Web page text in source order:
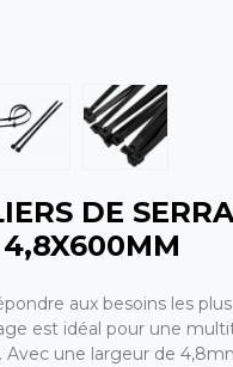
DE
aux besoins les
est idéal pour une
Avec une largeur de